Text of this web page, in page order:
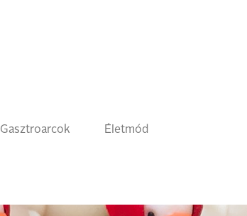
Gasztroarcok Életmód